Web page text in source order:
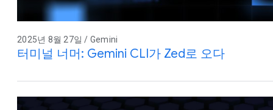
2025년 8월 27일 / Gemini
터미널 너머: Gemini CLI가 Zed로 오다